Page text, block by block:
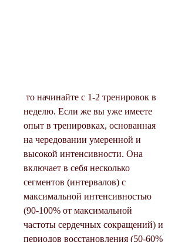
неделю. Если же вы уже имеете
опыт в тренировках, основанная
на чередовании умеренной и
высокой интенсивности. Она
включает в себя несколько
сегментов (интервалов) с
максимальной интенсивностью
(90-100% от максимальной
частоты сердечных сокращений) и
периодов восстановления (50-60%